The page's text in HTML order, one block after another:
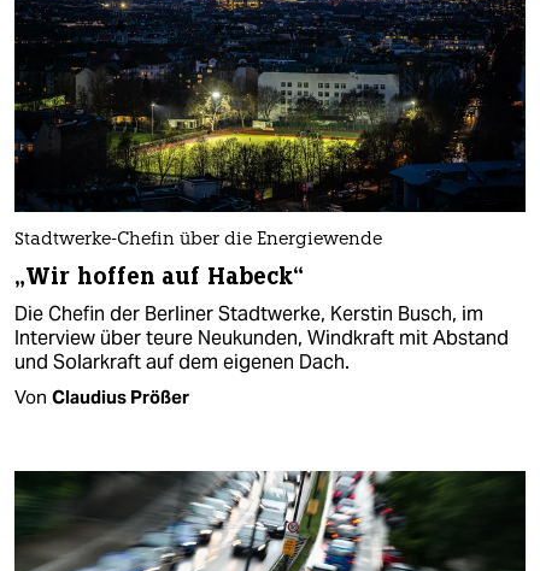
Stadtwerke-Chefin über die Energiewende
„Wir hoffen auf Habeck“
Die Chefin der Berliner Stadtwerke, Kerstin Busch, im
Interview über teure Neukunden, Windkraft mit Abstand
und Solarkraft auf dem eigenen Dach.
Von Claudius Prößer